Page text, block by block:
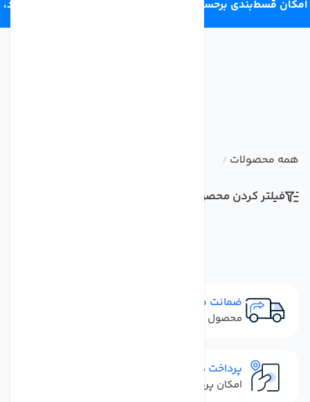
امکان قسط‌بندی برحسب اعتبار ترب‌پی 4 قسط ماهانه. بدون سود،
همه محصولات /
فیلتر کردن محصولات
ضمانت مرجوعی
محصول نباید آسیب دیده باشد
پرداخت در محل
امکان پرداخت کل فاکتور در محل